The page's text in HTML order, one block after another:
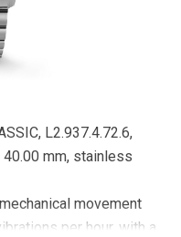
L2.937.4.72.6,
mm, stainless
movement
per hour, with a